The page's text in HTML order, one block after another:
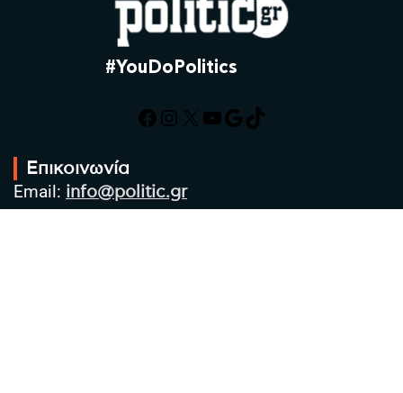
#YouDoPolitics
Facebook
Instagram
X YouTube
Google
TikTok
Επικοινωνία
Email: info@politic.gr
Τηλ: